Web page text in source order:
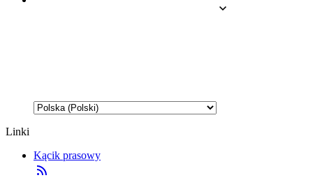
Linki
Kącik prasowy